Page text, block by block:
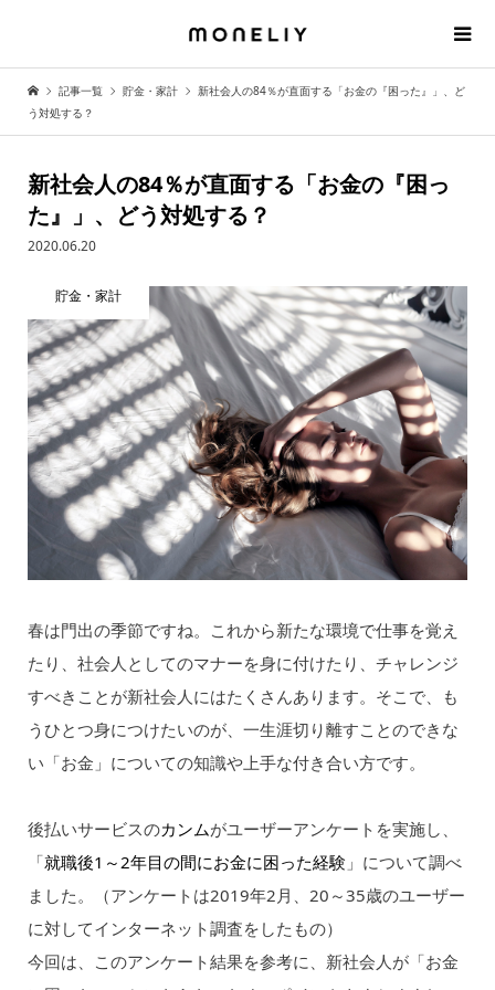
記事一覧 貯金・家計
新社会人の84％が直面する「お金の『困った』」、ど
う対処する？
新社会人の84％が直面する「お金の『困っ
た』」、どう対処する？
2020.06.20
貯金・家計
春は門出の季節ですね。これから新たな環境で仕事を覚え
たり、社会人としてのマナーを身に付けたり、チャレンジ
すべきことが新社会人にはたくさんあります。そこで、も
うひとつ身につけたいのが、一生涯切り離すことのできな
い「お金」についての知識や上手な付き合い方です。
後払いサービスのカンムがユーザーアンケートを実施し、
「就職後1～2年目の間にお金に困った経験 」について調べ
ました。（アンケートは2019年2月、20～35歳のユーザー
に対してインターネット調査をしたもの）
今回は、このアンケート結果を参考に、新社会人が「お金